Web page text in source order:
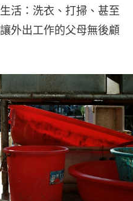
活：洗衣、打掃、甚至
外出工作的父母無後顧